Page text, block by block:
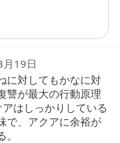
月19日
に対してもかなに対
讐が最大の行動原理
はしっかりしている
で、アクアに余裕が